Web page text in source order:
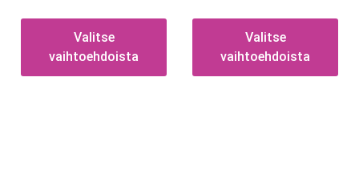
Valitse
vaihtoehdoista
Valitse
vaihtoehdoista